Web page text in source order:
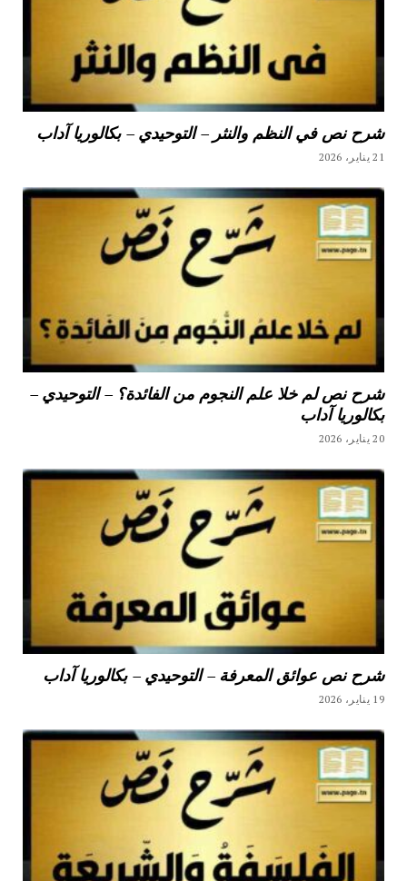
شرح نص في النظم والنثر – التوحيدي – بكالوريا آداب
21 يناير، 2026
شرح نص لم خلا علم النجوم من الفائدة؟ – التوحيدي –
بكالوريا آداب
20 يناير، 2026
شرح نص عوائق المعرفة – التوحيدي – بكالوريا آداب
19 يناير، 2026